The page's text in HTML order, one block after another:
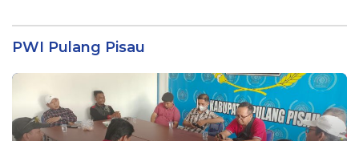
PWI Pulang Pisau